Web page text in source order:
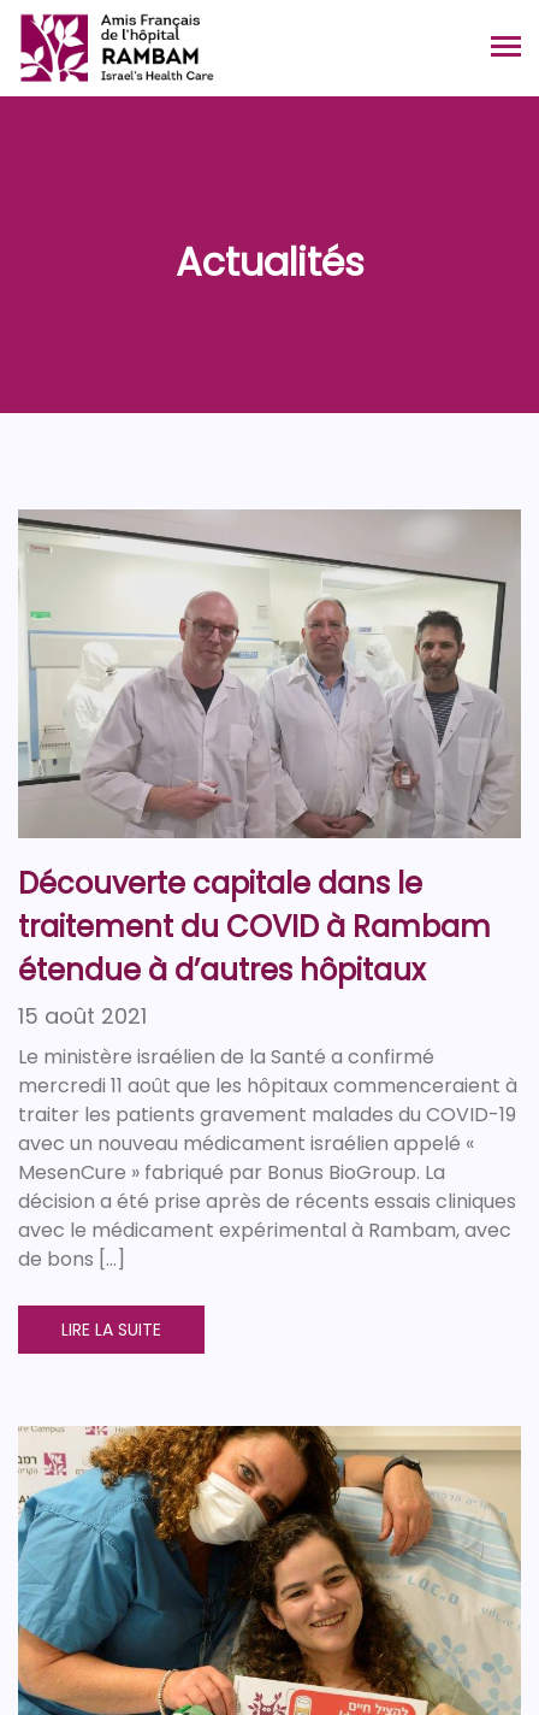
Actualités
Découverte capitale dans le
traitement du COVID à Rambam
étendue à d’autres hôpitaux
15 août 2021
Le ministère israélien de la Santé a confirmé
mercredi 11 août que les hôpitaux commenceraient à
traiter les patients gravement malades du COVID-19
avec un nouveau médicament israélien appelé «
MesenCure » fabriqué par Bonus BioGroup. La
décision a été prise après de récents essais cliniques
avec le médicament expérimental à Rambam, avec
de bons […]
LIRE LA SUITE